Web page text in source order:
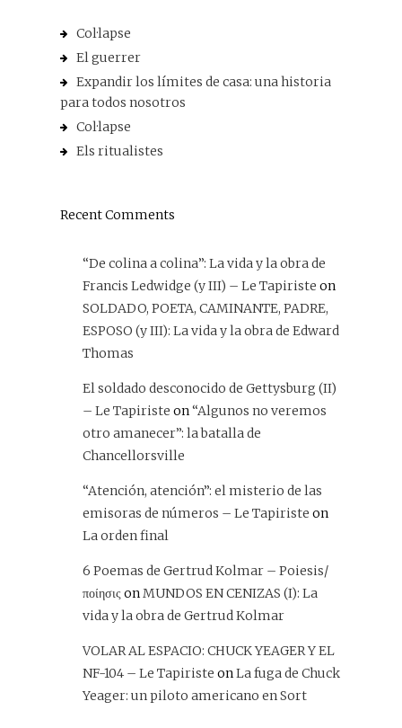
Col·lapse
El guerrer
Expandir los límites de casa: una historia
para todos nosotros
Col·lapse
Els ritualistes
Recent Comments
“De colina a colina”: La vida y la obra de
Francis Ledwidge (y III) – Le Tapiriste on
SOLDADO, POETA, CAMINANTE, PADRE,
ESPOSO (y III): La vida y la obra de Edward
Thomas
El soldado desconocido de Gettysburg (II)
– Le Tapiriste on“Algunos no veremos
otro amanecer”: la batalla de
Chancellorsville
“Atención, atención”: el misterio de las
emisoras de números – Le Tapiriste on
La orden final
6 Poemas de Gertrud Kolmar – Poiesis/
ποίησις onMUNDOS EN CENIZAS (I): La
vida y la obra de Gertrud Kolmar
VOLAR AL ESPACIO: CHUCK YEAGER Y EL
NF-104 – Le Tapiriste onLa fuga de Chuck
Yeager: un piloto americano en Sort